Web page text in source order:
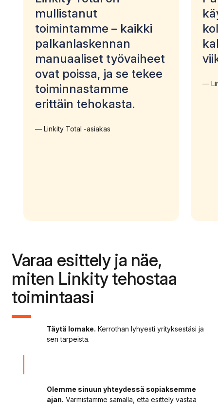
mullistanut
toimintamme – kaikki
palkanlaskennan
manuaaliset työvaiheet
ovat poissa, ja se tekee
toiminnastamme
erittäin tehokasta.
Linkity Total -asiakas
Varaa esittely ja näe,
miten Linkity tehostaa
toimintaasi
Täytä lomake. Kerrothan lyhyesti yrityksestäsi ja
sen tarpeista.
Olemme sinuun yhteydessä sopiaksemme
ajan. Varmistamme samalla, että esittely vastaa